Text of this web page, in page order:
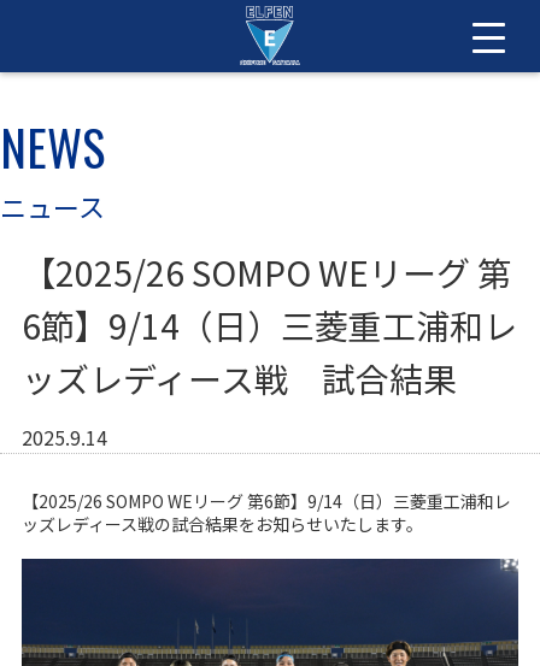
NEWS
ニュース
【2025/26 SOMPO WEリーグ 第
6節】9/14（日）三菱重工浦和レ
ッズレディース戦 試合結果
2025.9.14
【2025/26 SOMPO WEリーグ 第6節】9/14（日）三菱重工浦和レ
ッズレディース戦の試合結果をお知らせいたします。